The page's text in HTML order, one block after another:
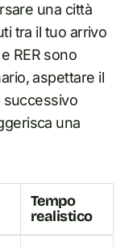
una città
tra il tuo arrivo
RER sono
aspettare il
successivo
una
Tempo
realistico